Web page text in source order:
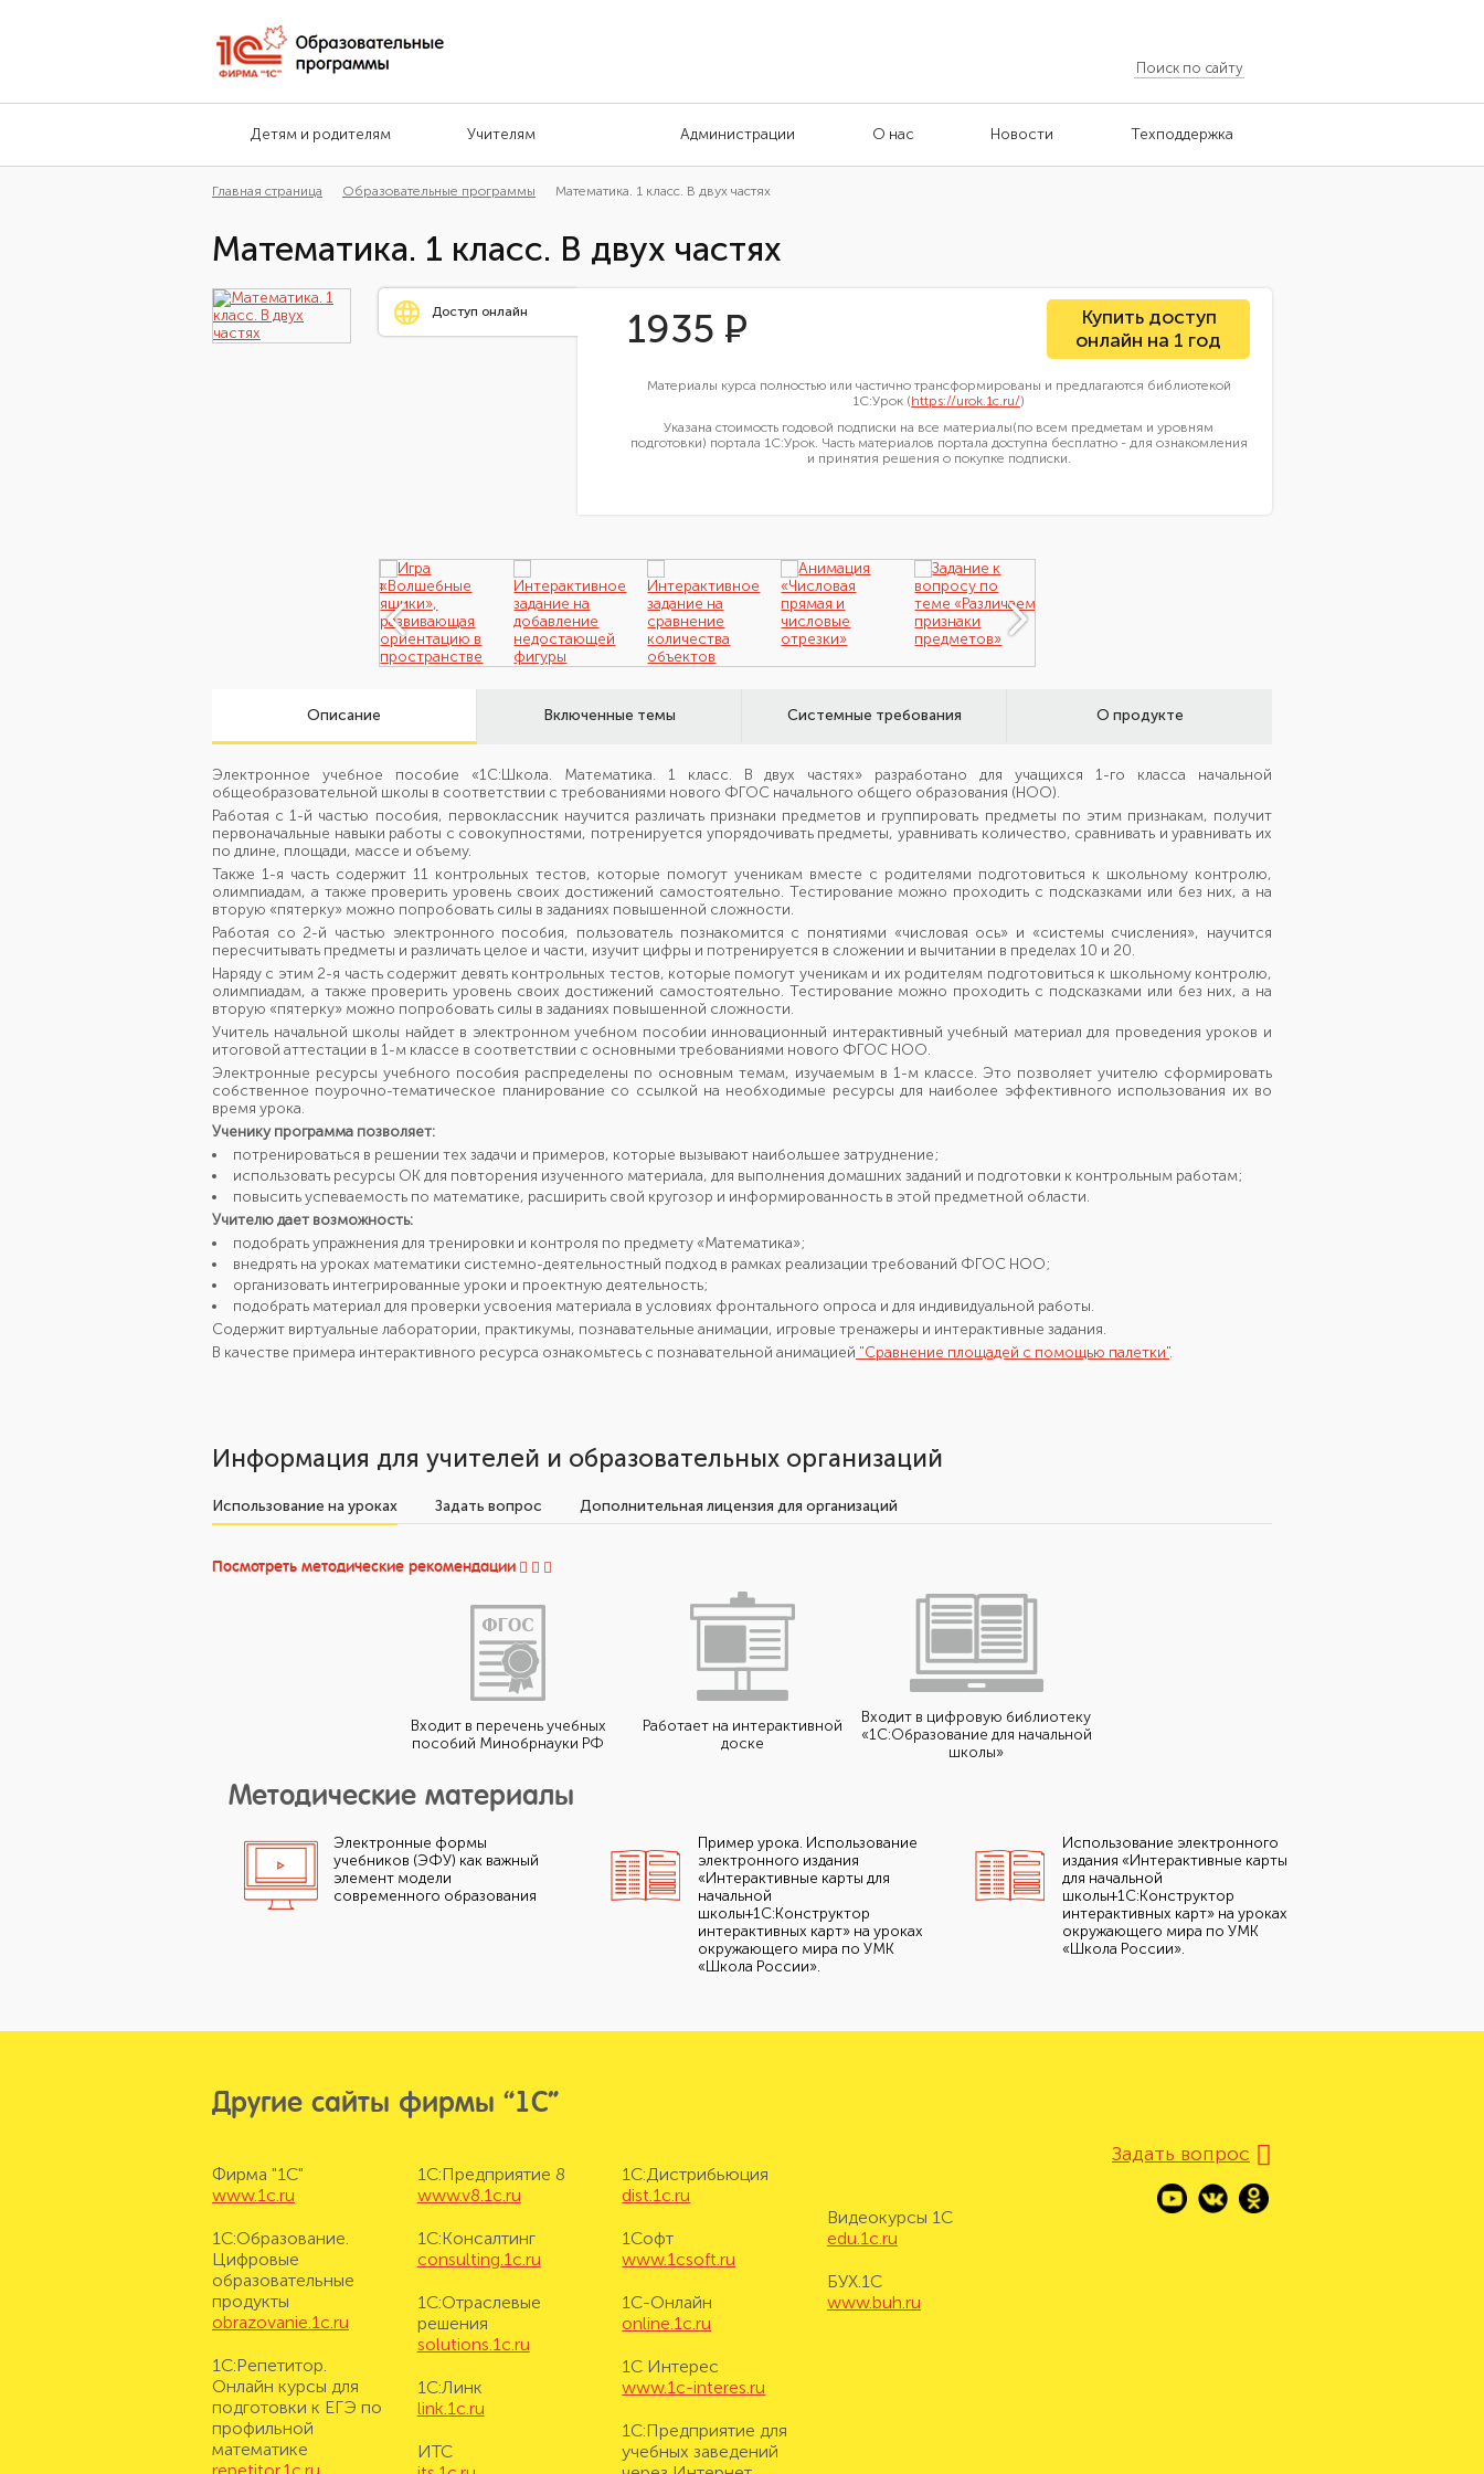
Детям и родителям Учителям Администрации О нас Новости Техподдержка
Главная страница Образовательные программы Математика. 1 класс. В двух частях
Математика. 1 класс. В двух частях
Доступ онлайн 1935 Р
Купить доступ
онлайн на 1 год
Материалы курса полностью или частично трансформированы и предлагаются библиотекой
1С:Урок (https://urok.1c.ru/)
Указана стоимость годовой подписки на все материалы(по всем предметам и уровням
подготовки) портала 1С:Урок. Часть материалов портала доступна бесплатно - для ознакомления
и принятия решения о покупке подписки.
Описание Включенные темы Системные требования О продукте
Электронное учебное пособие «1С:Школа. Математика. 1 класс. В двух частях» разработано для учащихся 1-го класса начальной
общеобразовательной школы в соответствии с требованиями нового ФГОС начального общего образования (НОО).
Работая с 1-й частью пособия, первоклассник научится различать признаки предметов и группировать предметы по этим признакам, получит
первоначальные навыки работы с совокупностями, потренируется упорядочивать предметы, уравнивать количество, сравнивать и уравнивать их
по длине, площади, массе и объему.
Также 1-я часть содержит 11 контрольных тестов, которые помогут ученикам вместе с родителями подготовиться к школьному контролю,
олимпиадам, а также проверить уровень своих достижений самостоятельно. Тестирование можно проходить с подсказками или без них, а на
вторую «пятерку» можно попробовать силы в заданиях повышенной сложности.
Работая со 2-й частью электронного пособия, пользователь познакомится с понятиями «числовая ось» и «системы счисления», научится
пересчитывать предметы и различать целое и части, изучит цифры и потренируется в сложении и вычитании в пределах 10 и 20.
Наряду с этим 2-я часть содержит девять контрольных тестов, которые помогут ученикам и их родителям подготовиться к школьному контролю,
олимпиадам, а также проверить уровень своих достижений самостоятельно. Тестирование можно проходить с подсказками или без них, а на
вторую «пятерку» можно попробовать силы в заданиях повышенной сложности.
Учитель начальной школы найдет в электронном учебном пособии инновационный интерактивный учебный материал для проведения уроков и
итоговой аттестации в 1-м классе в соответствии с основными требованиями нового ФГОС НОО.
Электронные ресурсы учебного пособия распределены по основным темам, изучаемым в 1-м классе. Это позволяет учителю сформировать
собственное поурочно-тематическое планирование со ссылкой на необходимые ресурсы для наиболее эффективного использования их во
время урока.
Ученику программа позволяет:
потренироваться в решении тех задачи и примеров, которые вызывают наибольшее затруднение;
использовать ресурсы ОК для повторения изученного материала, для выполнения домашних заданий и подготовки к контрольным работам;
повысить успеваемость по математике, расширить свой кругозор и информированность в этой предметной области.
Учителю дает возможность:
подобрать упражнения для тренировки и контроля по предмету «Математика»;
внедрять на уроках математики системно-деятельностный подход в рамках реализации требований ФГОС НОО;
организовать интегрированные уроки и проектную деятельность;
подобрать материал для проверки усвоения материала в условиях фронтального опроса и для индивидуальной работы.
Содержит виртуальные лаборатории, практикумы, познавательные анимации, игровые тренажеры и интерактивные задания.
В качестве примера интерактивного ресурса ознакомьтесь с познавательной анимацией "Сравнение площадей с помощью палетки".
Информация для учителей и образовательных организаций
Использование на уроках Задать вопрос Дополнительная лицензия для организаций
Посмотреть методические рекомендации
Входит в перечень учебных
пособий Минобрнауки РФ
Работает на интерактивной
доске
Входит в цифровую библиотеку
«1С:Образование для начальной
школы»
Методические материалы
Электронные формы
учебников (ЭФУ) как важный
элемент модели
современного образования
Пример урока. Использование
электронного издания
«Интерактивные карты для
начальной
школы+1С:Конструктор
интерактивных карт» на уроках
окружающего мира по УМК
«Школа России».
Использование электронного
издания «Интерактивные карты
для начальной
школы+1С:Конструктор
интерактивных карт» на уроках
окружающего мира по УМК
«Школа России».
Другие сайты фирмы “1С”
Фирма "1С"
www.1c.ru
1С:Образование.
Цифровые
образовательные
продукты
obrazovanie.1c.ru
1С:Репетитор.
Онлайн курсы для
подготовки к ЕГЭ по
профильной
математике
1С:Предприятие 8
www.v8.1c.ru
1С:Консалтинг
consulting.1c.ru
1С:Отраслевые
решения
solutions.1c.ru
1С:Линк
link.1c.ru
ИТС
1С:Дистрибьюция
dist.1c.ru
1Софт
www.1csoft.ru
1С-Онлайн
online.1c.ru
1С Интерес
www.1c-interes.ru
1С:Предприятие для
учебных заведений
Видеокурсы 1С
edu.1c.ru
БУХ.1С
www.buh.ru
Задать вопрос